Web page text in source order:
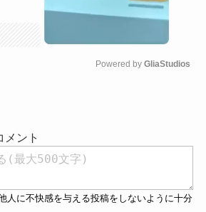
Powered by GliaStudios